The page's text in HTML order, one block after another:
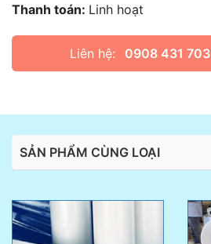
Thanh toán: Linh hoạt
Liên hệ: 0908 431 703
SẢN PHẨM CÙNG LOẠI